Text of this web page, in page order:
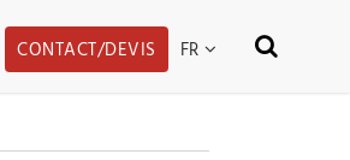
DROPDOWN
CONTACT/DEVIS FR